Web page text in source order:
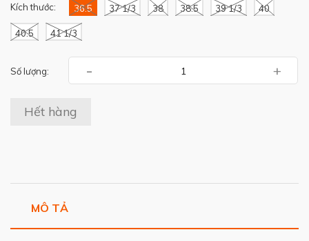
Kích thước: 36.5 37 1/3 38 38.5 39 1/3 40
40.5 41 1/3
Số lượng: - +
Hết hàng
MÔ TẢ